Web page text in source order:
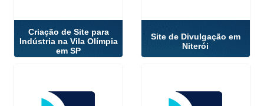
Criação de Site para
Indústria na Vila Olímpia
em SP
Site de Divulgação em
Niterói